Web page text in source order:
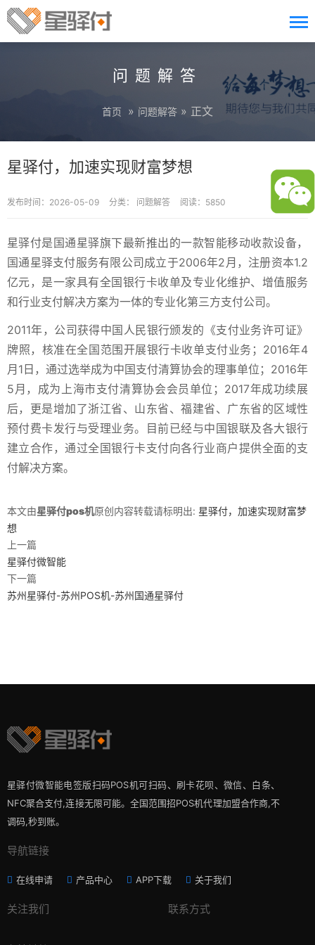
问题解答
首页 » 问题解答 » 正文
星驿付，加速实现财富梦想
发布时间：2026-05-09 分类： 问题解答 阅读：5850
星驿付是国通星驿旗下最新推出的一款智能移动收款设备，
国通星驿支付服务有限公司成立于2006年2月，注册资本1.2
亿元，是一家具有全国银行卡收单及专业化维护、增值服务
和行业支付解决方案为一体的专业化第三方支付公司。
2011年，公司获得中国人民银行颁发的《支付业务许可证》
牌照，核准在全国范围开展银行卡收单支付业务；2016年4
月1日，通过选举成为中国支付清算协会的理事单位；2016年
5月，成为上海市支付清算协会会员单位；2017年成功续展
后，更是增加了浙江省、山东省、福建省、广东省的区域性
预付费卡发行与受理业务。目前已经与中国银联及各大银行
建立合作，通过全国银行卡支付向各行业商户提供全面的支
付解决方案。
本文由星驿付pos机原创内容转载请标明出: 星驿付，加速实现财富梦
想
上一篇
星驿付微智能
下一篇
苏州星驿付-苏州POS机-苏州国通星驿付
星驿付微智能电签版扫码POS机可扫码、刷卡花呗、微信、白条、
NFC聚合支付,连接无限可能。全国范围招POS机代理加盟合作商,不
调码,秒到账。
导航链接
在线申请 产品中心 APP下载 关于我们
关注我们 联系方式